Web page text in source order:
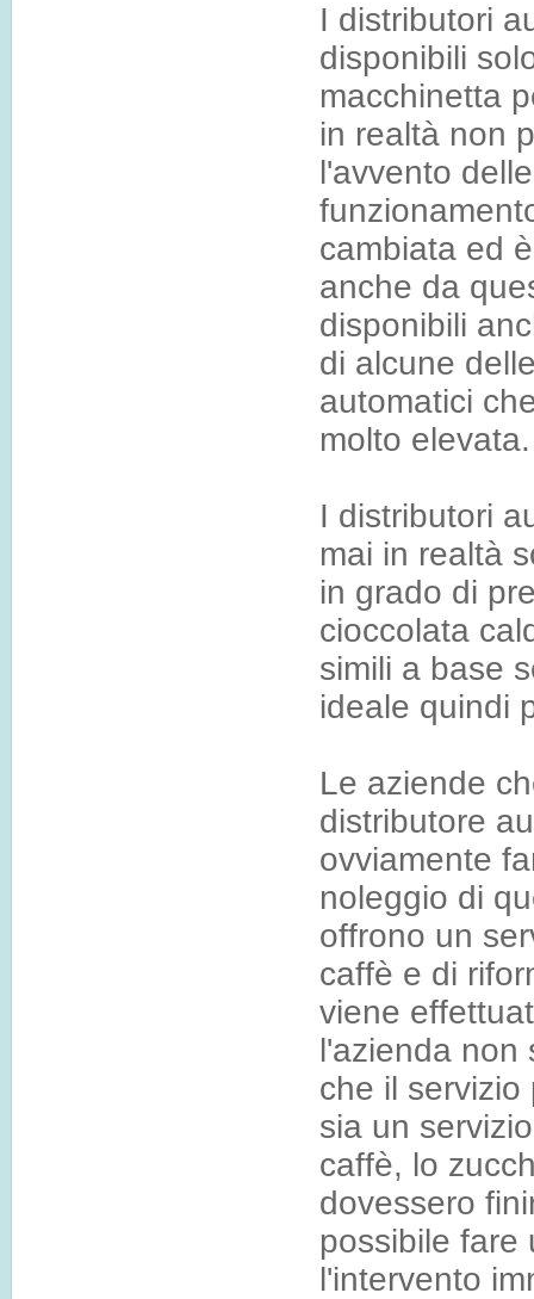
I distributori
disponibili
macchinetta
in realtà non
l'avvento
cambiata ed
anche da
disponibili
di alcune
automatici
molto elevata.
I distributori
mai in realtà
in grado di
cioccolata
simili a base
ideale quindi
Le aziende
distributore
ovviamente
noleggio di
offrono un
caffè e di
viene
l'azienda non
che il
sia un
caffè, lo
dovessero
possibile fare
l'intervento